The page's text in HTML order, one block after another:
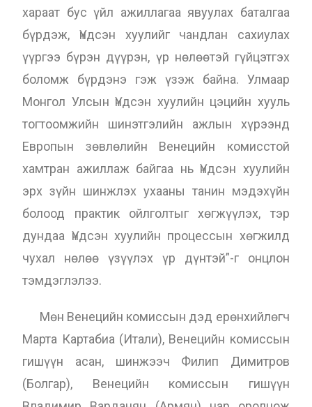
хараат бус үйл ажиллагаа явуулах баталгаа
бүрдэж, Үндсэн хуулийг чандлан сахиулах
үүргээ бүрэн дүүрэн, үр нөлөөтэй гүйцэтгэх
боломж бүрдэнэ гэж үзэж байна. Улмаар
Монгол Улсын Үндсэн хуулийн цэцийн хууль
тогтоомжийн шинэтгэлийн ажлын хүрээнд
Европын зөвлөлийн Венецийн комисстой
хамтран ажиллаж байгаа нь Үндсэн хуулийн
эрх зүйн шинжлэх ухааны танин мэдэхүйн
болоод практик ойлголтыг хөгжүүлэх, тэр
дундаа Үндсэн хуулийн процессын хөгжилд
чухал нөлөө үзүүлэх үр дүнтэй”-г онцлон
тэмдэглэлээ.
Мөн Венецийн комиссын дэд ерөнхийлөгч
Марта Картабиа (Итали), Венецийн комиссын
гишүүн асан, шинжээч Филип Димитров
(Болгар), Венецийн комиссын гишүүн